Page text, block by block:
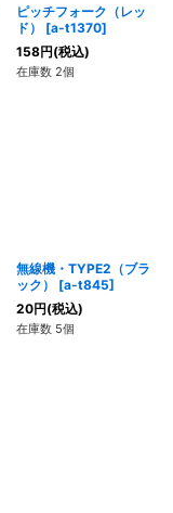
ピッチフォーク（レッ
ド）
[a-t1370]
158円(税込)
在庫数 2個
無線機・TYPE2（ブラ
ック）
[a-t845]
20円(税込)
在庫数 5個